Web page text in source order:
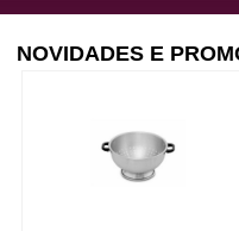
NOVIDADES E